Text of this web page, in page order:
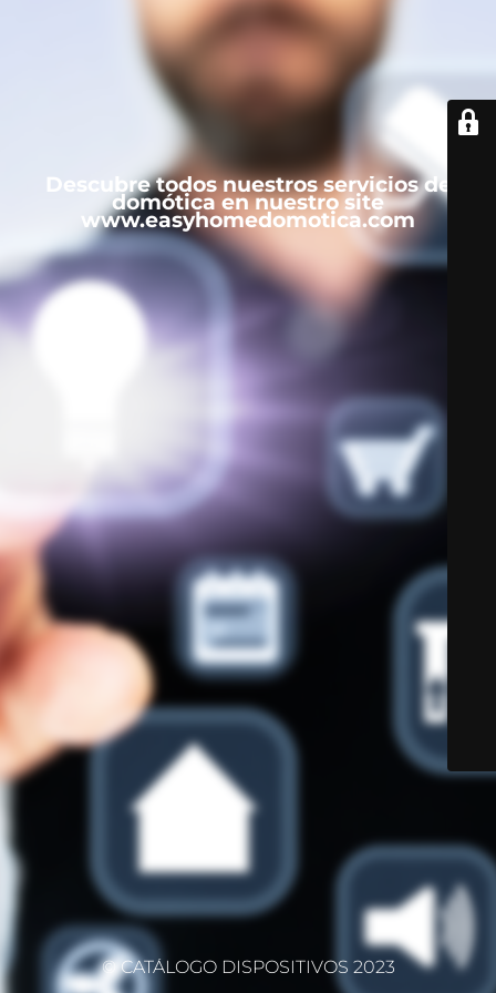
Descubre todos nuestros servicios de
domótica en nuestro site
www.easyhomedomotica.com
© CATÁLOGO DISPOSITIVOS 2023